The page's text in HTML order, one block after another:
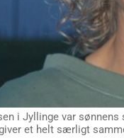
i Jyllinge var
et helt særligt